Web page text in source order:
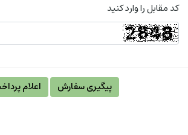
کد مقابل را وارد کنید
پیگیری سفارش اعلام